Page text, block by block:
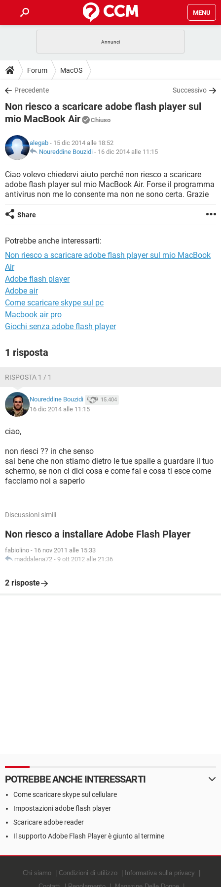
MENU
INTRATTENIMENTO
iOS
INSTAGRAM WHATSAPP
TIKTOK
HARDWARE
GUIDE
COVID-19
iOS
TIKTOK FACEBOOK
DOWNLOAD
COVID-19 GAMING
INTRATTENIMENTO
iOS
INSTAGRAM
TIKTOK FACEBOOK
HARDWARE
FORUM
INTRATTENIMENTO ANDROID
INSTAGRAM WHATSAPP
HARDWARE
GLOSSARIO
COVID-19
INTRATTENIMENTO ANDROID
iOS WINDOWS 10
INSTAGRAM
HARDWARE
Forum MacOS
Precedente Successivo
Non riesco a scaricare adobe flash player sul
mio MacBook Air
Chiuso
alegab - 15 dic 2014 alle 18:52
Noureddine Bouzidi - 16 dic 2014 alle 11:15
Ciao volevo chiedervi aiuto perché non riesco a scaricare
adobe flash player sul mio MacBook Air. Forse il programma
antivirus non me lo consente ma non ne sono certa. Grazie
Share
Potrebbe anche interessarti:
Non riesco a scaricare adobe flash player sul mio MacBook
Air
Adobe flash player
Adobe air
Come scaricare skype sul pc
Macbook air pro
Giochi senza adobe flash player
1 risposta
RISPOSTA 1 / 1
Noureddine Bouzidi 15.404
16 dic 2014 alle 11:15
ciao,
non riesci ?? in che senso
sai bene che non stiamo dietro le tue spalle a guardare il tuo
schermo, se non ci dici cosa e come fai e cosa ti esce come
facciamo noi a saperlo
Discussioni simili
Non riesco a installare Adobe Flash Player
fabiolino - 16 nov 2011 alle 15:33
maddalena72 - 9 ott 2012 alle 21:36
2 risposte
POTREBBE ANCHE INTERESSARTI
Come scaricare skype sul cellulare
Impostazioni adobe flash player
Scaricare adobe reader
Il supporto Adobe Flash Player è giunto al termine
Chi siamo Condizioni di utilizzo
Informativa sulla privacy